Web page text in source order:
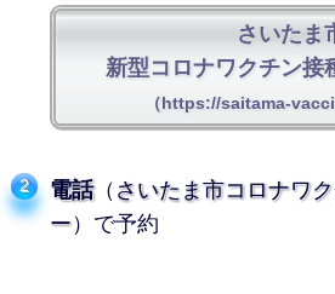
さいたま
新型コロナワクチン接
（https://saitama-
電話（ さいたま市コロナワ
ー）で予約